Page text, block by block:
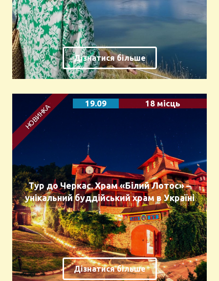
Дізнатися більше
19.09 18 місць
Тур до Черкас. Храм «Білий Лотос» –
унікальний буддійський храм в Україні
Дізнатися більше